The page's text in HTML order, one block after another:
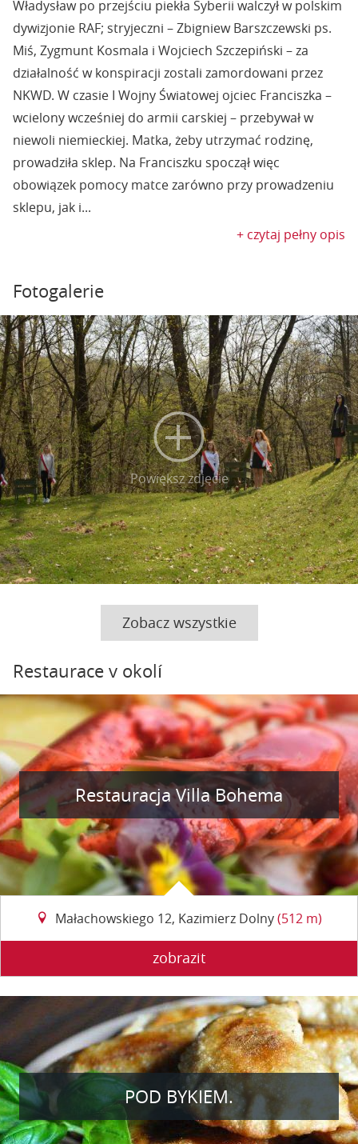
Władysław po przejściu piekła Syberii walczył w polskim
dywizjonie RAF; stryjeczni – Zbigniew Barszczewski ps.
Miś, Zygmunt Kosmala i Wojciech Szczepiński – za
działalność w konspiracji zostali zamordowani przez
NKWD. W czasie I Wojny Światowej ojciec Franciszka –
wcielony wcześniej do armii carskiej – przebywał w
niewoli niemieckiej. Matka, żeby utrzymać rodzinę,
prowadziła sklep. Na Franciszku spoczął więc
obowiązek pomocy matce zarówno przy prowadzeniu
sklepu, jak i...
+ czytaj pełny opis
Fotogalerie
Powiększ zdjęcie
Zobacz wszystkie
Restaurace v okolí
Restauracja Villa Bohema
Małachowskiego 12, Kazimierz Dolny(512 m)
zobrazit
POD BYKIEM.